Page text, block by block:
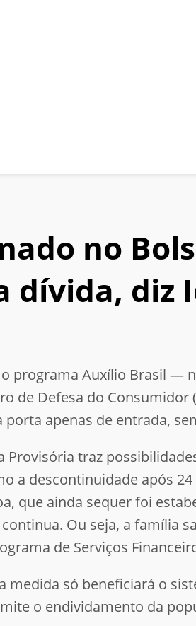
no
dívida, diz
programa Auxílio Brasil —
de Defesa do
apenas de entrada,
Provisória traz
a descontinuidade após
que ainda sequer foi
Ou seja, a família
de Serviços
medida só beneficiará o
o endividamento da